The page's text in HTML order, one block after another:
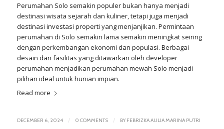
Perumahan Solo semakin populer bukan hanya menjadi
destinasi wisata sejarah dan kuliner, tetapi juga menjadi
destinasi investasi properti yang menjanjikan. Permintaan
perumahan di Solo semakin lama semakin meningkat seiring
dengan perkembangan ekonomi dan populasi. Berbagai
desain dan fasilitas yang ditawarkan oleh developer
perumahan menjadikan perumahan mewah Solo menjadi
pilihan ideal untuk hunian impian.
Read more
DECEMBER 6, 2024 / 0 COMMENTS / BYFEBRIZKA AULIA MARINA PUTRI